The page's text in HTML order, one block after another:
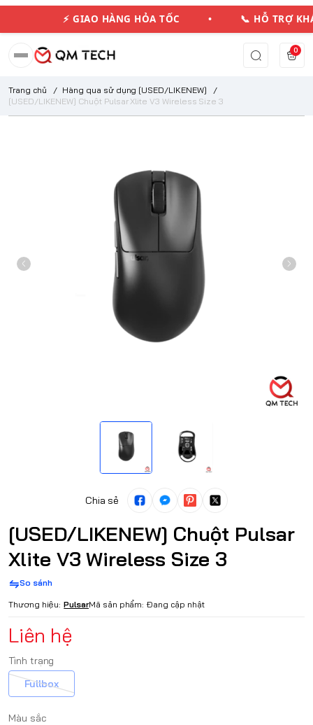
⚡ GIAO HÀNG HỎA TỐC • 📞 HỖ
0
Trang chủ / Hàng qua sử dụng [USED/LIKENEW]
/
[USED/LIKENEW] Chuột Pulsar Xlite V3 Wireless Size 3
Chia sẻ
[USED/LIKENEW] Chuột Pulsar
Xlite V3 Wireless Size 3
So sánh
Thương hiệu: PulsarMã sản phẩm: Đang cập nhật
Liên hệ
Tình trạng
Fullbox
Màu sắc